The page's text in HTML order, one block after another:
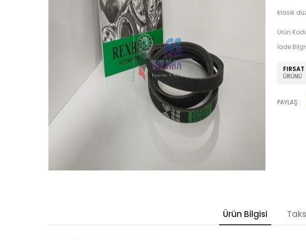
klasik
Ürün
İade
FIRSAT
ÜRÜNÜ
PAYLAŞ :
Ürün Bilgisi